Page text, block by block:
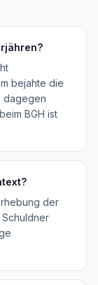
bejahte die
dagegen
BGH ist
der